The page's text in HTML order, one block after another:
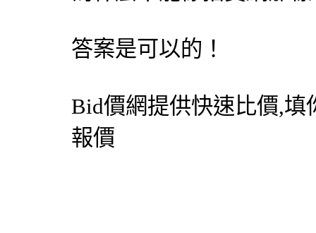
答案是可以的！
Bid價網提供快速比價,填
報價